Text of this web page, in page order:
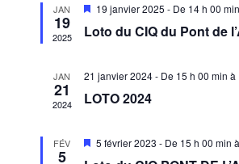
JAN
19
2025
Mis
avant
19 janvier 2025 - De 14 h 00 min
Loto du CIQ du Pont de
JAN
21
2024
21 janvier 2024 - De 15 h 00 min à
LOTO 2024
FÉV
5
Mis
5 février 2023 - De 15 h 00 min à